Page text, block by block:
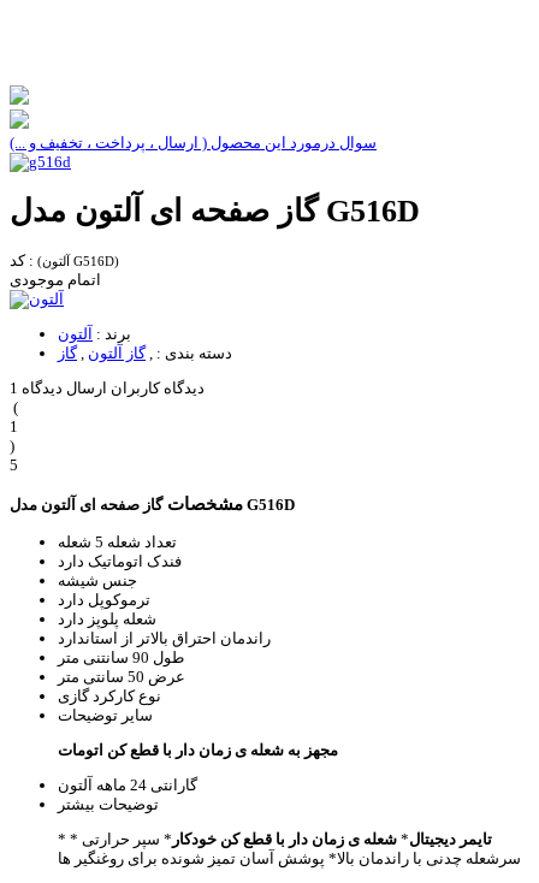
سوال درمورد این محصول ( ارسال ، پرداخت ، تخفیف و ...)
گاز صفحه ای آلتون مدل G516D
کد : (آلتون G516D)
اتمام موجودی
برند : آلتون
دسته بندی : ,گاز آلتون ,گاز
1 دیدگاه کاربران ارسال دیدگاه
(
1
)
5
مشخصات گاز صفحه ای آلتون مدل G516D
تعداد شعله 5 شعله
فندک اتوماتیک دارد
جنس شیشه
ترموکوپل دارد
شعله پلوپز دارد
راندمان احتراق بالاتر از استاندارد
طول 90 سانتنی متر
عرض 50 سانتی متر
نوع کارکردگازی
سایر توضیحات
مجهز به شعله ی زمان دار با قطع کن اتومات
گارانتی 24 ماهه آلتون
توضیحات بیشتر
*
تایمر دیجیتال* شعله ی زمان دار با قطع کن خودکار * سپر حرارتی *
سرشعله چدنی با راندمان بالا* پوشش آسان تمیز شونده برای روغنگیر ها